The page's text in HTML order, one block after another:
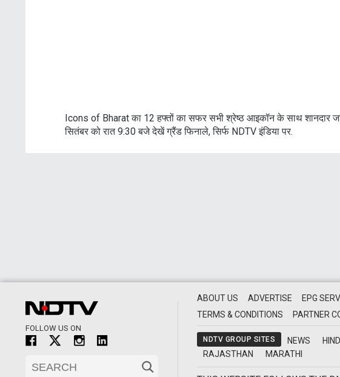
Icons of Bharat का 12 हफ्तों का सफर सभी श्रेष्ठ आइकॉन के साथ शानदार
सितंबर को रात 9:30 बजे देखें ग्रैंड फिनाले, सिर्फ NDTV इंडिया पर.
FOLLOW US ON
ABOUT US ADVERTISE EPG
TERMS & CONDITIONS
PARTNER
NDTV GROUP SITES NEWS HINDI
RAJASTHAN
MARATHI